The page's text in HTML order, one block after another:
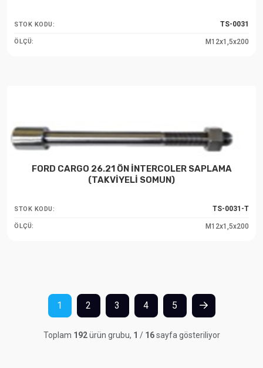
STOK KODU: TS-0031
ÖLÇÜ: M12x1,5x200
FORD CARGO 26.21 ÖN İNTERCOLER SAPLAMA
(TAKVİYELİ SOMUN)
STOK KODU: TS-0031-T
ÖLÇÜ: M12x1,5x200
1 2 3 4 5
Toplam 192ürün grubu, 1 / 16sayfa gösteriliyor